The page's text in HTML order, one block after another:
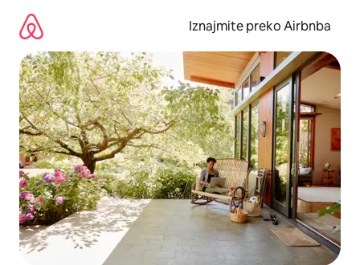
sadržaj
Iznajmite preko Airbnba